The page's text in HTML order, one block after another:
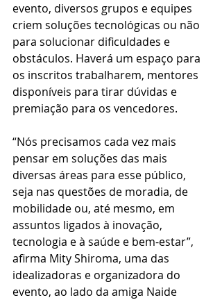
evento, diversos grupos e equipes
criem soluções tecnológicas ou não
para solucionar dificuldades e
obstáculos. Haverá um espaço para
os inscritos trabalharem, mentores
disponíveis para tirar dúvidas e
premiação para os vencedores.
“Nós precisamos cada vez mais
pensar em soluções das mais
diversas áreas para esse público,
seja nas questões de moradia, de
mobilidade ou, até mesmo, em
assuntos ligados à inovação,
tecnologia e à saúde e bem-estar”,
afirma Mity Shiroma, uma das
idealizadoras e organizadora do
evento, ao lado da amiga Naide